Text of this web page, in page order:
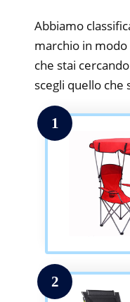
Abbiamo
marchio in
che stai
scegli quello che
1
2